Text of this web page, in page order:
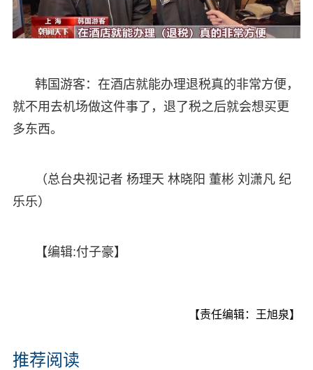
韩国游客：在酒店就能办理退税真的非常方便，
就不用去机场做这件事了，退了税之后就会想买更
多东西。
（总台央视记者 杨理天 林晓阳 董彬 刘潇凡 纪
乐乐）
【编辑:付子豪】
【责任编辑：王旭泉】
推荐阅读